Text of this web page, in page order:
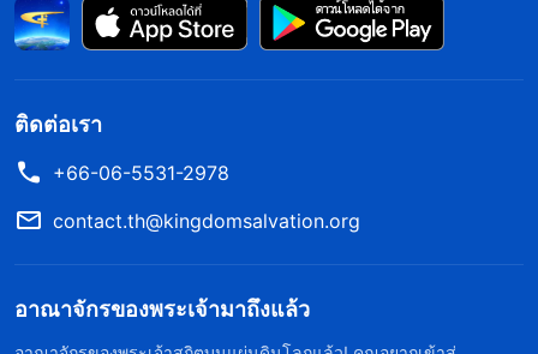
ติดต่อเรา
+66-06-5531-2978
contact.th@kingdomsalvation.org
อาณาจักรของพระเจ้ามาถึงแล้ว